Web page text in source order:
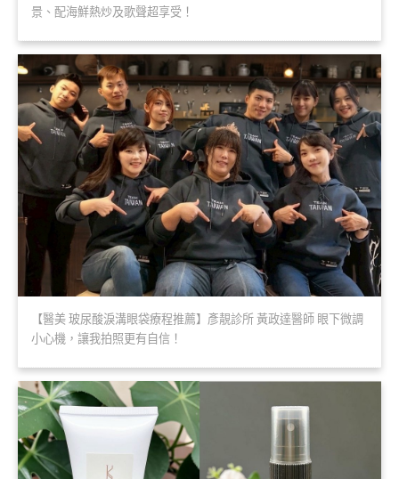
景、配海鮮熱炒及歌聲超享受！
【醫美 玻尿酸淚溝眼袋療程推薦】彥靚診所 黃政達醫師 眼下微調
小心機，讓我拍照更有自信！